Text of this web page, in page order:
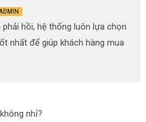
hồi, hệ thống luôn lựa chọn
nhất để giúp khách hàng mua
nhỉ?